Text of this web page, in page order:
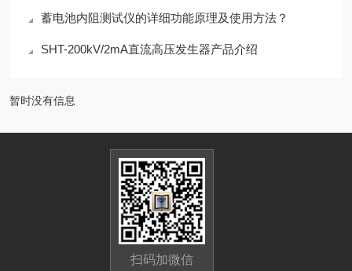
蓄电池内阻测试仪的详细功能原理及使用方法？
SHT-200kV/2mA直流高压发生器产品介绍
暂时没有信息
扫码加微信